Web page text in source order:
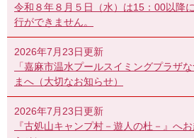
令和８年８月５日（水）は15：00以降
行ができません。
2026年7月23日更新
「嘉麻市温水プールスイミングプラザ
まへ（大切なお知らせ）
2026年7月23日更新
『古処山キャンプ村－遊人の杜－』へ